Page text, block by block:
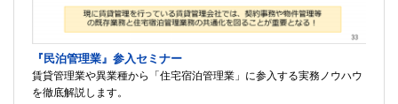
『民泊管理業』参入セミナー
賃貸管理業や異業種から「住宅宿泊管理業」に参入する実務ノウハウ
を徹底解説します。